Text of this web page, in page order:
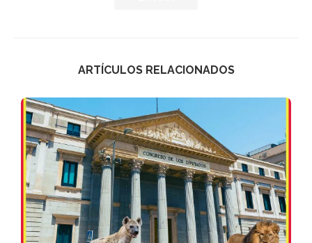
ARTÍCULOS RELACIONADOS